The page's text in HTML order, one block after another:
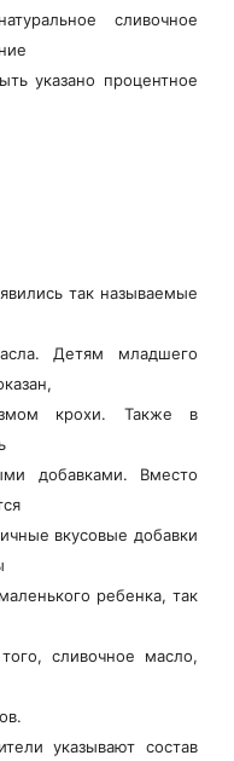
сливочное
указано процентное
так называемые
Детям младшего
крохи. Также в
добавками. Вместо
вкусовые добавки
ребенка, так
сливочное масло,
указывают состав